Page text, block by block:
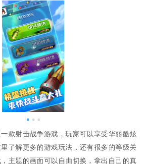
款射击战争游戏，玩家可以享受华丽酷炫
了解更多的游戏玩法，还有很多的等级关
主题的画面可以自由切换，拿出自己的真